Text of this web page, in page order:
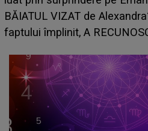
BĂIATUL VIZAT de
faptului împlinit, A